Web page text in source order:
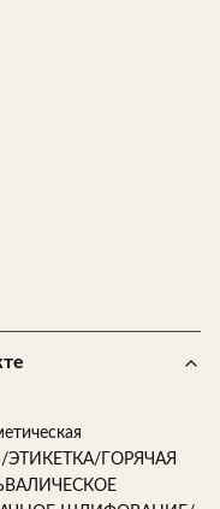
ЭТИКЕТКА/ГОРЯЧАЯ